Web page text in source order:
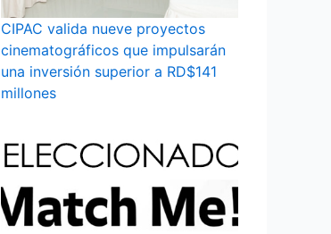
CIPAC valida nueve proyectos
cinematográficos que impulsarán
una inversión superior a RD$141
millones